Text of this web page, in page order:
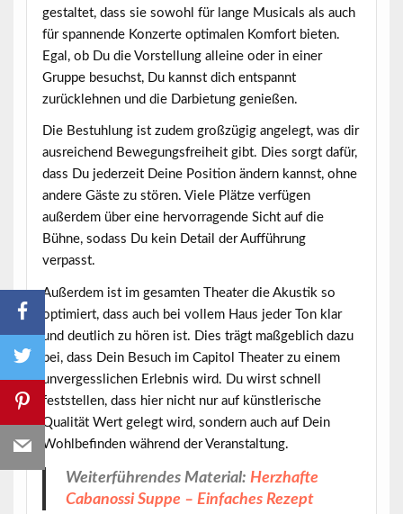
gestaltet, dass sie sowohl für lange Musicals als auch
für spannende Konzerte optimalen Komfort bieten.
Egal, ob Du die Vorstellung alleine oder in einer
Gruppe besuchst, Du kannst dich entspannt
zurücklehnen und die Darbietung genießen.
Die Bestuhlung ist zudem großzügig angelegt, was dir
ausreichend Bewegungsfreiheit gibt. Dies sorgt dafür,
dass Du jederzeit Deine Position ändern kannst, ohne
andere Gäste zu stören. Viele Plätze verfügen
außerdem über eine hervorragende Sicht auf die
Bühne, sodass Du kein Detail der Aufführung
verpasst.
Außerdem ist im gesamten Theater die Akustik so
optimiert, dass auch bei vollem Haus jeder Ton klar
und deutlich zu hören ist. Dies trägt maßgeblich dazu
bei, dass Dein Besuch im Capitol Theater zu einem
unvergesslichen Erlebnis wird. Du wirst schnell
feststellen, dass hier nicht nur auf künstlerische
Qualität Wert gelegt wird, sondern auch auf Dein
Wohlbefinden während der Veranstaltung.
Weiterführendes Material:Herzhafte
Cabanossi Suppe – Einfaches Rezept